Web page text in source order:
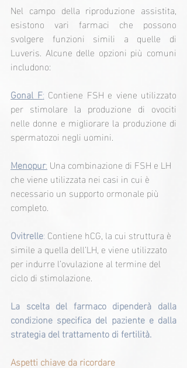
Nel campo della riproduzione assistita,
esistono vari farmaci che possono
svolgere funzioni simili a quelle di
Luveris. Alcune delle opzioni più comuni
includono:
Gonal F: Contiene FSH e viene utilizzato
per stimolare la produzione di ovociti
nelle donne e migliorare la produzione di
spermatozoi negli uomini.
Menopur: Una combinazione di FSH e LH
che viene utilizzata nei casi in cui è
necessario un supporto ormonale più
completo.
Ovitrelle: Contiene hCG, la cui struttura è
simile a quella dell’LH, e viene utilizzato
per indurre l’ovulazione al termine del
ciclo di stimolazione.
La scelta del farmaco dipenderà dalla
condizione specifica del paziente e dalla
strategia del trattamento di fertilità.
Aspetti chiave da ricordare